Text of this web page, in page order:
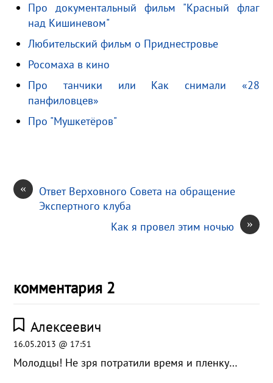
m
a
s
n
i
i
R
u
п
а
в
и
ь
Про документальный фильм "Красный флаг
над Кишиневом"
Любительский фильм о Приднестровье
Росомаха в кино
Про танчики или Как снимали «28
панфиловцев»
Про "Мушкетёров"
«
Ответ Верховного Совета на обращение
Экспертного клуба
»
Как я провел этим ночью
комментария 2
Алексеевич
16.05.2013 @ 17:51
Молодцы! Не зря потратили время и пленку…